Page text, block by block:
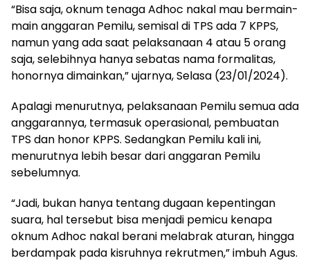
“Bisa saja, oknum tenaga Adhoc nakal mau bermain-
main anggaran Pemilu, semisal di TPS ada 7 KPPS,
namun yang ada saat pelaksanaan 4 atau 5 orang
saja, selebihnya hanya sebatas nama formalitas,
honornya dimainkan,” ujarnya, Selasa (23/01/2024).
Apalagi menurutnya, pelaksanaan Pemilu semua ada
anggarannya, termasuk operasional, pembuatan
TPS dan honor KPPS. Sedangkan Pemilu kali ini,
menurutnya lebih besar dari anggaran Pemilu
sebelumnya.
“Jadi, bukan hanya tentang dugaan kepentingan
suara, hal tersebut bisa menjadi pemicu kenapa
oknum Adhoc nakal berani melabrak aturan, hingga
berdampak pada kisruhnya rekrutmen,” imbuh Agus.